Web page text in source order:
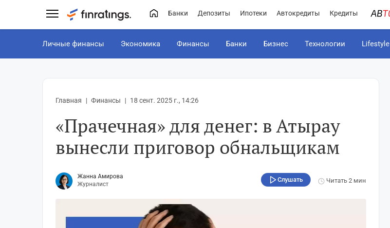
Банки Депозиты Ипотеки Автокредиты Кредиты
Личные финансы Экономика Финансы Банки Бизнес Технологии Lifestyle
Главная Финансы 18 сент. 2025 г., 14:26
«Прачечная» для денег: в Атырау
вынесли приговор обнальщикам
Жанна Амирова
Журналист
Слушать Читать2 мин